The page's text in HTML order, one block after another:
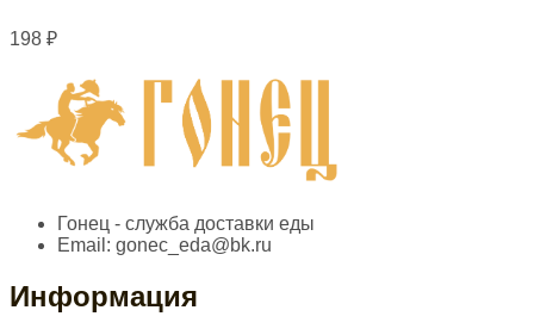
198 ₽
Гонец - служба доставки еды
Email: gonec_eda@bk.ru
Информация